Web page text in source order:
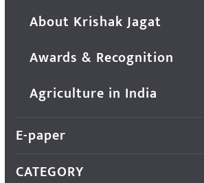
About Krishak Jagat
Awards & Recognition
Agriculture in India
E-paper
CATEGORY